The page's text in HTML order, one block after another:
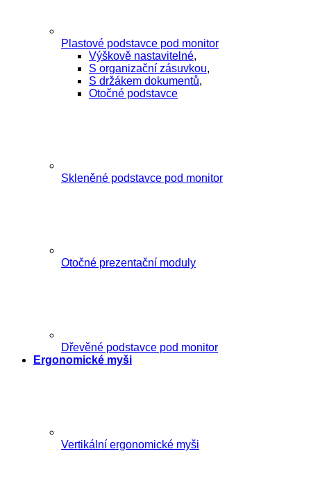
Plastové podstavce pod monitor
Výškově nastavitelné,
S organizační zásuvkou,
S držákem dokumentů,
Otočné podstavce
Skleněné podstavce pod monitor
Otočné prezentační moduly
Dřevěné podstavce pod monitor
Ergonomické myši
Vertikální ergonomické myši